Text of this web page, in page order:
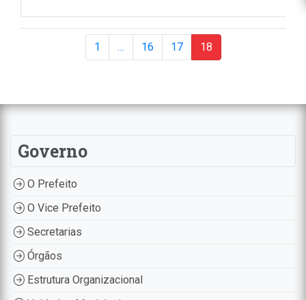
1 … 16 17 18
Governo
O Prefeito
O Vice Prefeito
Secretarias
Órgãos
Estrutura Organizacional